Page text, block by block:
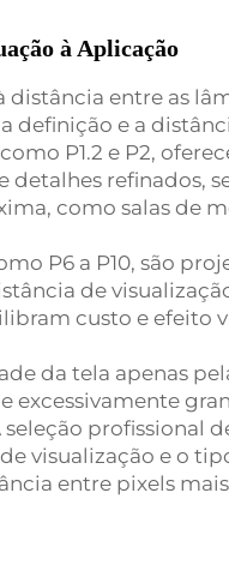
à Aplicação
entre as
definição e a
P1.2 e P2,
detalhes refinados,
como salas de
P6 a P10, são
de
custo e efeito
da tela apenas
excessivamente
profissional
visualização e o
entre pixels